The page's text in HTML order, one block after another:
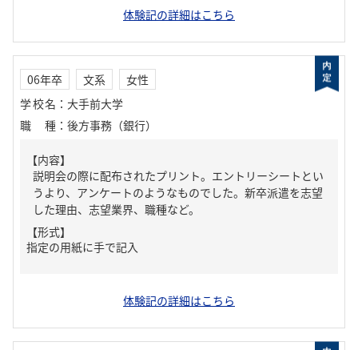
体験記の詳細はこちら
06年卒 文系
女性
学校名 ： 大手前大学
職種 ： 後方事務（銀行）
【内容】
説明会の際に配布されたプリント。エントリーシートとい
うより、アンケートのようなものでした。新卒派遣を志望
した理由、志望業界、職種など。
【形式】
指定の用紙に手で記入
体験記の詳細はこちら